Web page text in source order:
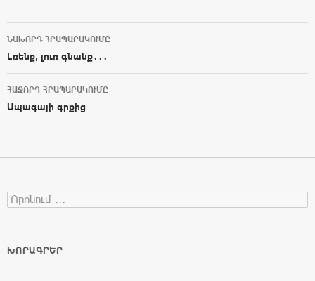
Post navigation
ՆԱԽՈՐԴ ՀՐԱՊԱՐԱԿՈՒՄԸ
Լռենք, լուռ գնանք․․․
ՀԱՋՈՐԴ ՀՐԱՊԱՐԱԿՈՒՄԸ
Ապագայի գրքից
Search for:
ԽՈՐԱԳՐԵՐ